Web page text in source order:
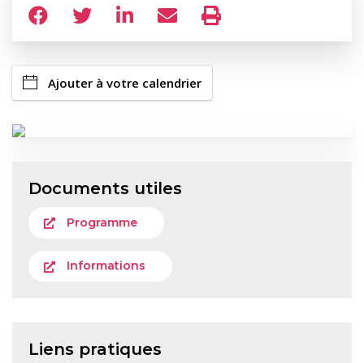
Ajouter à votre calendrier
Documents utiles
Programme
Informations
Liens pratiques